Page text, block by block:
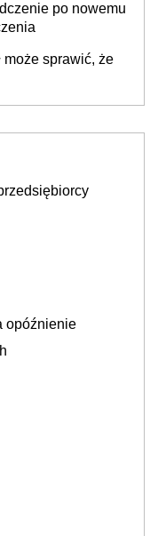
po nowemu
może sprawić, że
opóźnienie